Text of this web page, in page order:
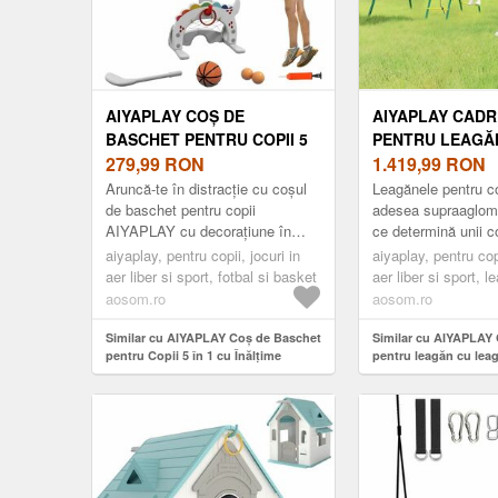
AIYAPLAY COȘ DE
BASCHET PENTRU COPII 5
ÎN 1 CU ÎNĂLȚIME
REGLABILĂ, POARTĂ DE
FOTBAL ȘI GOLF,
46X51X134-152 CM,
MULTICOLOR | AOSOM
ROMANIA
279,99 RON
Aruncă-te în distracție cu coșul
de baschet pentru copii
AIYAPLAY cu decorațiune în
formă de pește! Îmbunătățește
coordonarea mână-ochi, forța
fizi...
aiyaplay, pentru copii, jocuri in
aer liber si sport, fotbal si basket
aosom.ro
Similar cu AIYAPLAY Coș de Baschet
pentru Copii 5 în 1 cu Înălțime
Reglabilă, Poartă de Fotbal și Golf,
46x51x134-152 cm, Multicolor |
AIYAPLAY
PENTRU
LEAGĂN-TIP-CUIB
REGLABIL,
GIMNASTICĂ,
DUBLU, CADRU
CĂȚĂRARE
440X175X203
ROMANIA
1.419,99 RON
Leagănele pentru
adesea
ce determină unii
aștepte și vă face
îngrijorați în
A...
aiyaplay, pentru
aer liber si sport,
copii
aosom.ro
Similar cu AIYAPLAY
pentru leagăn cu
reglabil, inele de
dublu, cadru de
ani 440x175x203 cm |
Romania